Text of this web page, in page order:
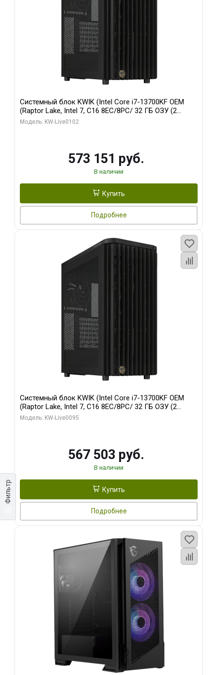
Фильтр
Системный блок KWIK (Intel Core i7-13700KF OEM
(Raptor Lake, Intel 7, C16 8EC/8PC/ 32 ГБ ОЗУ (2
модуля)/ Afox RTX4090 24GB GDDR6X 384-Bit 3xDP
Модель: KW-Live0102
573 151 руб.
В наличии
Купить
Подробнее
Системный блок KWIK (Intel Core i7-13700KF OEM
(Raptor Lake, Intel 7, C16 8EC/8PC/ 32 ГБ ОЗУ (2
модуля)/ Afox RTX4090 24GB GDDR6X 384-Bit 3xDP
Модель: KW-Live0095
567 503 руб.
В наличии
Купить
Подробнее